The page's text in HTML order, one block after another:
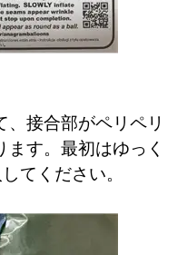
接合部がペリペリ
す。最初はゆっく
てください。